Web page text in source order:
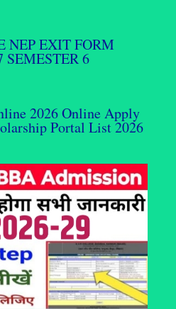
NEP EXIT FORM
SEMESTER 6
2026 Online Apply
Portal List 2026